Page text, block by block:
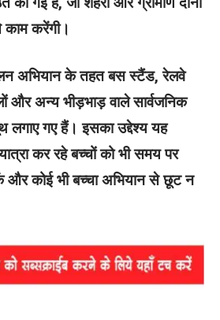
काम करेंगी।
अभियान के तहत बस स्टैंड, रेलवे
और अन्य भीड़भाड़ वाले सार्वजनिक
लगाए गए हैं। इसका उद्देश्य यह
कर रहे बच्चों को भी समय पर
और कोई भी बच्चा अभियान से छूट न